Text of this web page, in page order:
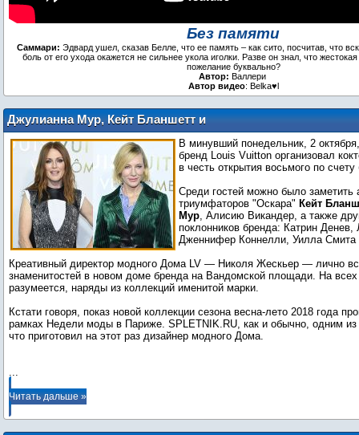
Без памяти
Саммари: Эдвард ушел, сказав Белле, что ее память – как сито, посчитав, что
боль от его ухода окажется не сильнее укола иголки. Разве он знал, что
пожелание буквально?
Автор: Валлери
Автор видео: Belka♥l
Джулианна Мур, Кейт Бланшетт и
другие на открытии бутика Louis Vuitton
в Париже
В минувший понедельник, 2
бренд Louis Vuitton организовал
в честь открытия восьмого по
Среди гостей можно было заметить
триумфаторов "Оскара" Кейт
Мур, Алисию Викандер, а также
поклонников бренда: Катрин Денев,
Дженнифер Коннелли, Уилла Смита
Креативный директор модного Дома LV — Николя Жескьер — лично
знаменитостей в новом доме бренда на Вандомской площади. На всех
разумеется, наряды из коллекций именитой марки.
Кстати говоря, показ новой коллекции сезона весна-лето 2018 года
рамках Недели моды в Париже. SPLETNIK.RU, как и обычно, одним из
что приготовил на этот раз дизайнер модного Дома.
...
Читать дальше »